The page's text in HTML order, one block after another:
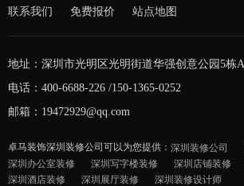
联系我们 免费报价 站点地图
地址：深圳市光明区光明街道华强创意公园5栋
电话：400-6688-226 /150-1365-0252
邮箱：19472929@qq.com
卓马装饰深圳装修公司可以为您提供： 深圳装修公司
深圳办公室装修
深圳写字楼装修 深圳店铺装修
深圳酒店装修
深圳展厅装修 深圳装修设计师